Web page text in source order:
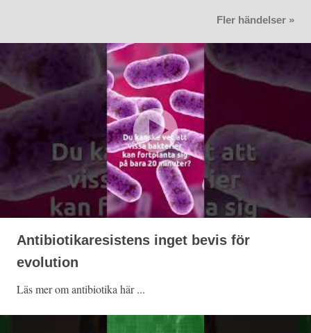
Fler händelser »
Antibiotikaresistens inget bevis för
evolution
Läs mer om antibiotika här ...